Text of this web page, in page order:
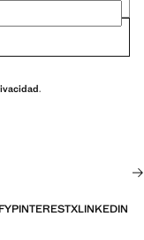
.
PINTERESTXLINKEDIN